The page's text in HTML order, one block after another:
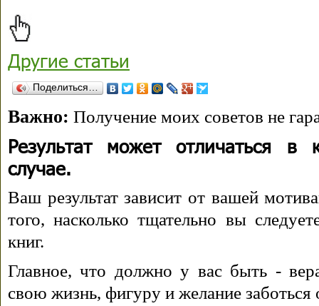
Другие статьи
Поделиться…
Важно: Получение моих советов не
Результат может отличаться в
случае.
Ваш результат зависит от вашей
того, насколько тщательно вы
книг.
Главное, что должно у вас быть -
свою жизнь, фигуру и желание заботься